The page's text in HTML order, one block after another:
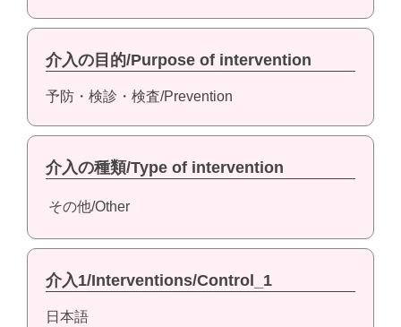
介入の目的/Purpose of intervention
予防・検診・検査/Prevention
介入の種類/Type of intervention
その他/Other
介入1/Interventions/Control_1
日本語